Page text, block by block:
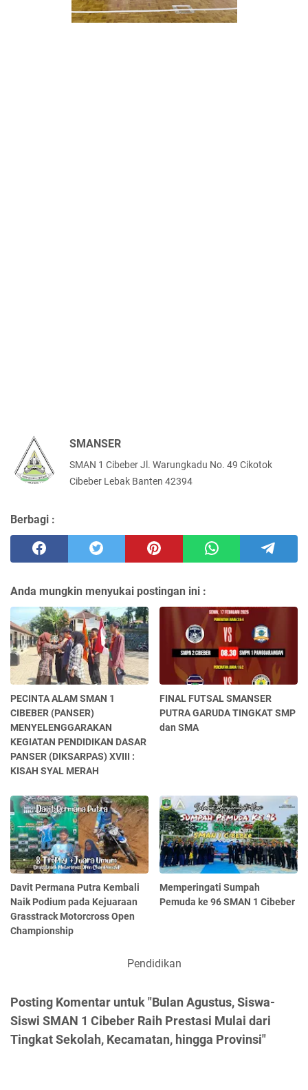
SMANSER
SMAN 1 Cibeber Jl. Warungkadu No. 49 Cikotok
Cibeber Lebak Banten 42394
Berbagi :
Anda mungkin menyukai postingan ini :
PECINTA ALAM SMAN 1
CIBEBER (PANSER)
MENYELENGGARAKAN
KEGIATAN PENDIDIKAN DASAR
PANSER (DIKSARPAS) XVIII :
KISAH SYAL MERAH
FINAL FUTSAL SMANSER
PUTRA GARUDA TINGKAT SMP
dan SMA
Davit Permana Putra Kembali
Naik Podium pada Kejuaraan
Grasstrack Motorcross Open
Championship
Memperingati Sumpah
Pemuda ke 96 SMAN 1 Cibeber
Pendidikan
Posting Komentar untuk "Bulan Agustus, Siswa-
Siswi SMAN 1 Cibeber Raih Prestasi Mulai dari
Tingkat Sekolah, Kecamatan, hingga Provinsi"